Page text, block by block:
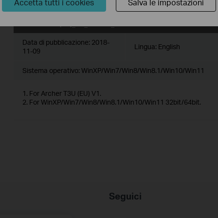
Data di pubblicazione: 2018-
11-09
Lingua: English
Sistema operativo: WinXP/Win7/Win8/Win8.1/Win10/Win11
1. For Archer T3U (EU) V1.
2. For WinXP/Win7/Win8/Win8.1/Win10/Win11 32bit/64bit.
Seguici